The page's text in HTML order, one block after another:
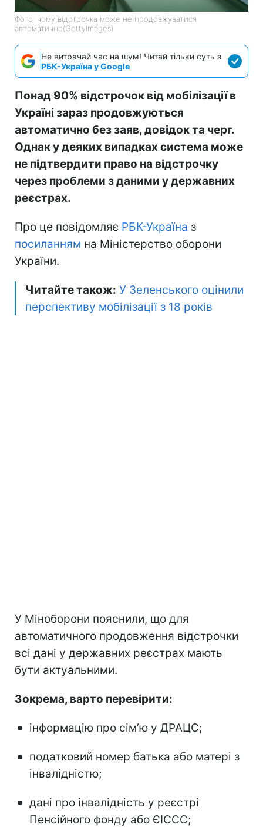
Фото: чому відстрочка може не продовжуватися
автоматично(GettyImages)
Не витрачай час на шум! Читай тільки суть з
РБК-Україна у Google
Понад 90% відстрочок від мобілізації в
Україні зараз продовжуються
автоматично без заяв, довідок та черг.
Однак у деяких випадках система може
не підтвердити право на відстрочку
через проблеми з даними у державних
реєстрах.
Про це повідомляє РБК-Україна з
посиланням на Міністерство оборони
України.
Читайте також: У Зеленського оцінили
перспективу мобілізації з 18 років
У Міноборони пояснили, що для
автоматичного продовження відстрочки
всі дані у державних реєстрах мають
бути актуальними.
Зокрема, варто перевірити:
інформацію про сім’ю у ДРАЦС;
податковий номер батька або матері з
інвалідністю;
дані про інвалідність у реєстрі
Пенсійного фонду або ЄІССС;